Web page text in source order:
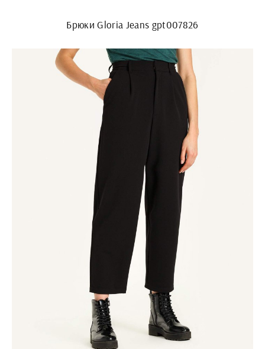
Брюки Gloria Jeans gpt007826